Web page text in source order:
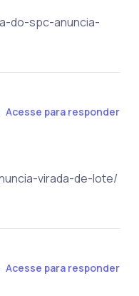
do-spc-anuncia-
Acesse para responder
virada-de-lote/
Acesse para responder